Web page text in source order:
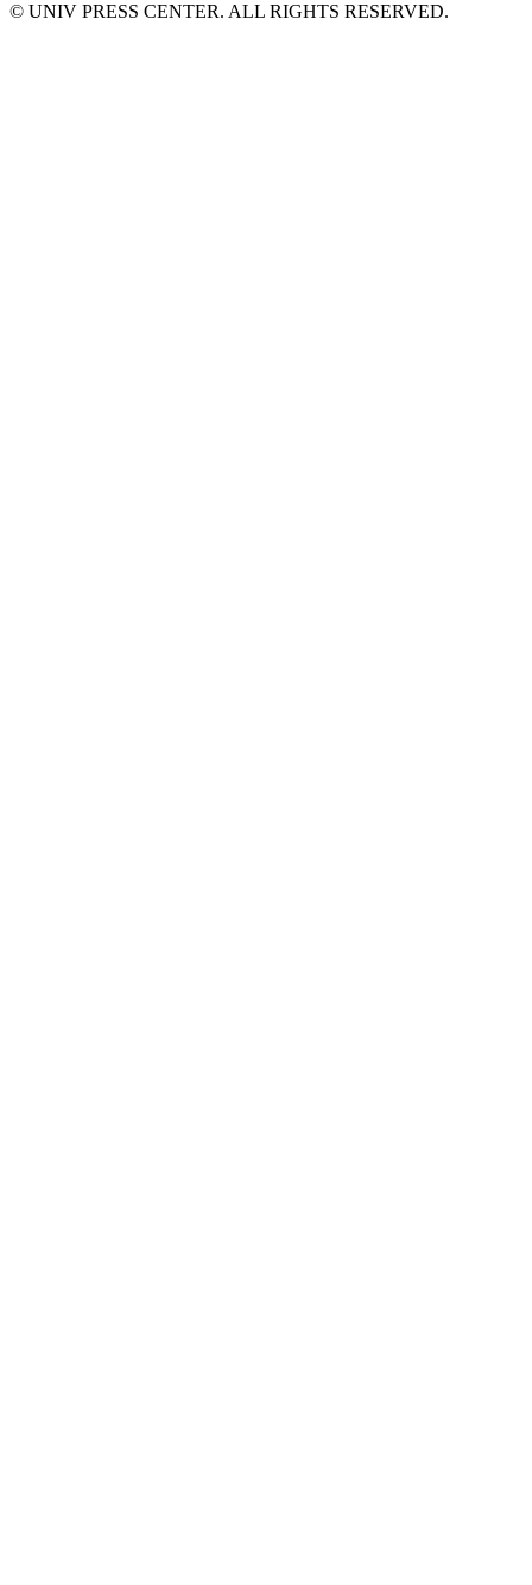
© UNIV PRESS CENTER. ALL RIGHTS RESERVED.